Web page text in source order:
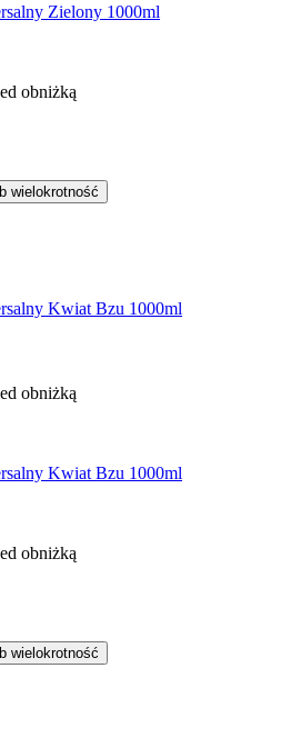
Zielony 1000ml
obniżką
wielokrotność
Kwiat Bzu 1000ml
obniżką
Kwiat Bzu 1000ml
obniżką
wielokrotność